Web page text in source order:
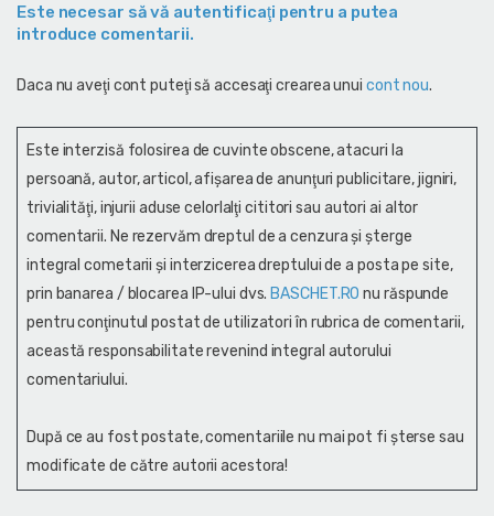
Este necesar să vă autentificaţi pentru a putea
introduce comentarii.
Daca nu aveţi cont puteţi să accesaţi crearea unui cont nou.
Este interzisă folosirea de cuvinte obscene, atacuri la
persoană, autor, articol, afişarea de anunţuri publicitare, jigniri,
trivialităţi, injurii aduse celorlalţi cititori sau autori ai altor
comentarii. Ne rezervăm dreptul de a cenzura și şterge
integral cometarii și interzicerea dreptului de a posta pe site,
prin banarea / blocarea IP-ului dvs. BASCHET.RO nu răspunde
pentru conţinutul postat de utilizatori în rubrica de comentarii,
această responsabilitate revenind integral autorului
comentariului.
După ce au fost postate, comentariile nu mai pot fi șterse sau
modificate de către autorii acestora!